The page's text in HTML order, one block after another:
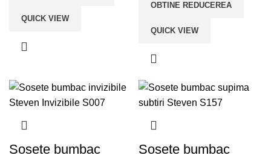
QUICK VIEW
OBTINE REDUCEREA
QUICK VIEW
Sosete bumbac
Sosete bumbac